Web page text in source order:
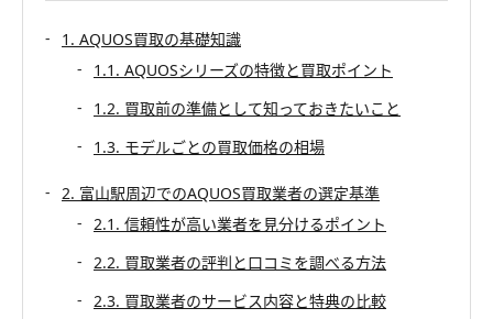
1. AQUOS買取の基礎知識
1.1. AQUOSシリーズの特徴と買取ポイント
1.2. 買取前の準備として知っておきたいこと
1.3. モデルごとの買取価格の相場
2. 富山駅周辺でのAQUOS買取業者の選定基準
2.1. 信頼性が高い業者を見分けるポイント
2.2. 買取業者の評判と口コミを調べる方法
2.3. 買取業者のサービス内容と特典の比較